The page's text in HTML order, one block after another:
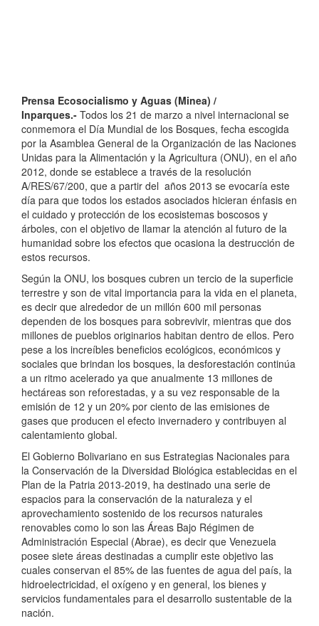
Prensa Ecosocialismo y Aguas (Minea) /
Inparques.- Todos los 21 de marzo a nivel internacional se
conmemora el Día Mundial de los Bosques, fecha escogida
por la Asamblea General de la Organización de las Naciones
Unidas para la Alimentación y la Agricultura (ONU), en el año
2012, donde se establece a través de la resolución
A/RES/67/200, que a partir del años 2013 se evocaría este
día para que todos los estados asociados hicieran énfasis en
el cuidado y protección de los ecosistemas boscosos y
árboles, con el objetivo de llamar la atención al futuro de la
humanidad sobre los efectos que ocasiona la destrucción de
estos recursos.
Según la ONU, los bosques cubren un tercio de la superficie
terrestre y son de vital importancia para la vida en el planeta,
es decir que alrededor de un millón 600 mil personas
dependen de los bosques para sobrevivir, mientras que dos
millones de pueblos originarios habitan dentro de ellos. Pero
pese a los increíbles beneficios ecológicos, económicos y
sociales que brindan los bosques, la desforestación continúa
a un ritmo acelerado ya que anualmente 13 millones de
hectáreas son reforestadas, y a su vez responsable de la
emisión de 12 y un 20% por ciento de las emisiones de
gases que producen el efecto invernadero y contribuyen al
calentamiento global.
El Gobierno Bolivariano en sus Estrategias Nacionales para
la Conservación de la Diversidad Biológica establecidas en el
Plan de la Patria 2013-2019, ha destinado una serie de
espacios para la conservación de la naturaleza y el
aprovechamiento sostenido de los recursos naturales
renovables como lo son las Áreas Bajo Régimen de
Administración Especial (Abrae), es decir que Venezuela
posee siete áreas destinadas a cumplir este objetivo las
cuales conservan el 85% de las fuentes de agua del país, la
hidroelectricidad, el oxígeno y en general, los bienes y
servicios fundamentales para el desarrollo sustentable de la
nación.